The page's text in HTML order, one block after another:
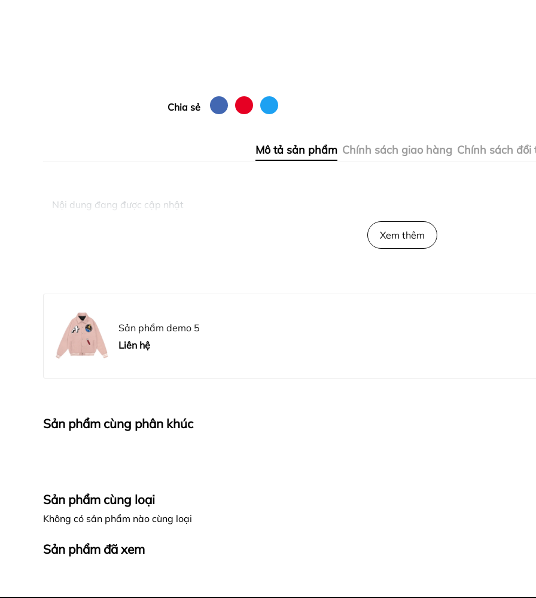
Chia sẻ
Mô tả sản phẩm Chính sách giao hàng Chính sách đổi
Nội dung đang được cập nhật
Xem thêm
Sản phẩm demo 5
Liên hệ
Sản phẩm cùng phân khúc
Sản phẩm cùng loại
Không có sản phẩm nào cùng loại
Sản phẩm đã xem